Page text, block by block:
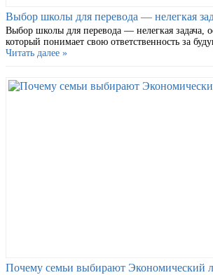
Выбор школы для перевода — нелегкая
Выбор школы для перевода — нелегкая задача,
который понимает свою ответственность за
Читать далее »
Почему семьи выбирают Экономический